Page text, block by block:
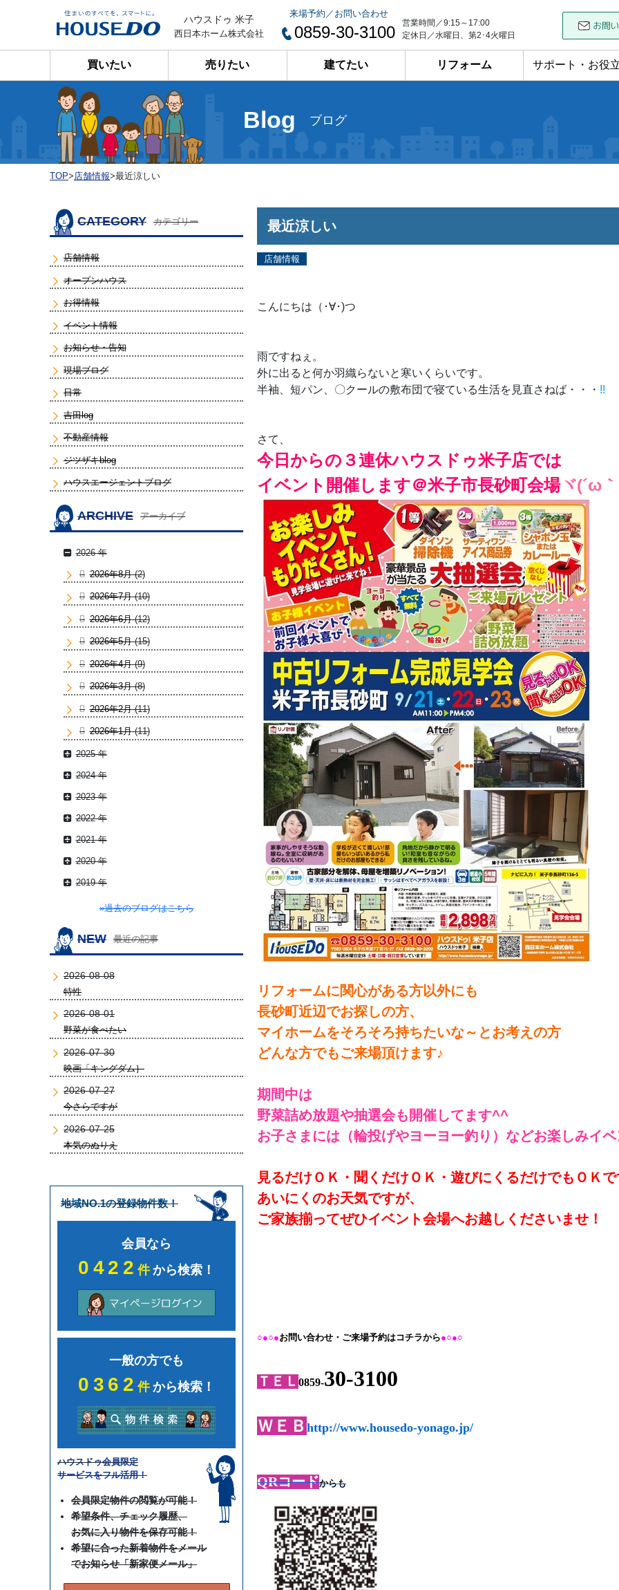
ハウスドゥ 米子
西日本ホーム株式会社
来場予約／お問い合わせ
0859-30-3100
営業時間／9:15～17:00
定休日／水曜日、第2･4火曜日
買いたい 売りたい 建てたい リフォーム サポート・お役
Blog ブログ
TOP>店舗情報>最近涼しい
最近涼しい
店舗情報
こんにちは（･∀･)つ
雨ですねぇ。
外に出ると何か羽織らないと寒いくらいです。
半袖、短パン、〇クールの敷布団で寝ている生活を見直さねば・・・ !!
さて、
今日からの３連休ハウスドゥ米子店では
イベント開催します＠米子市長砂町会場ヾ(´ω
リフォームに関心がある方以外にも
長砂町近辺でお探しの方、
マイホームをそろそろ持ちたいな～とお考えの方
どんな方でもご来場頂けます♪
期間中は
野菜詰め放題や抽選会も開催してます^^
お子さまには（輪投げやヨーヨー釣り）などお楽しみイベ
見るだけＯＫ・聞くだけＯＫ・遊びにくるだけでもＯＫ
あいにくのお天気ですが、
ご家族揃ってぜひイベント会場へお越しくださいませ！
○●○●お問い合わせ・ご来場予約はコチラから●○●○
ＴＥＬ 0859-30-3100
ＷＥＢ http://www.housedo-yonago.jp/
QRコードからも
CATEGORY カテゴリー
店舗情報
オープンハウス
お得情報
イベント情報
お知らせ・告知
現場ブログ
日常
吉田log
不動産情報
ジツザキblog
ハウスエージェントブログ
ARCHIVE アーカイブ
2026 年
2026年8月(2)
2026年7月(10)
2026年6月(12)
2026年5月(15)
2026年4月(9)
2026年3月(8)
2026年2月(11)
2026年1月(11)
2025 年
2024 年
2023 年
2022 年
2021 年
2020 年
2019 年
»過去のブログはこちら
NEW 最近の記事
2026-08-08
特性
2026-08-01
野菜が食べたい
2026-07-30
映画「キングダム｝
2026-07-27
今さらですが
2026-07-25
本気のぬりえ
地域NO.1の登録物件数！
会員なら
0422件から検索！
一般の方でも
0362件から検索！
ハウスドゥ会員限定
サービスをフル活用！
会員限定物件の閲覧が可能！
希望条件、チェック履歴、
お気に入り物件を保存可能！
希望に合った新着物件をメール
でお知らせ「新家便メール」